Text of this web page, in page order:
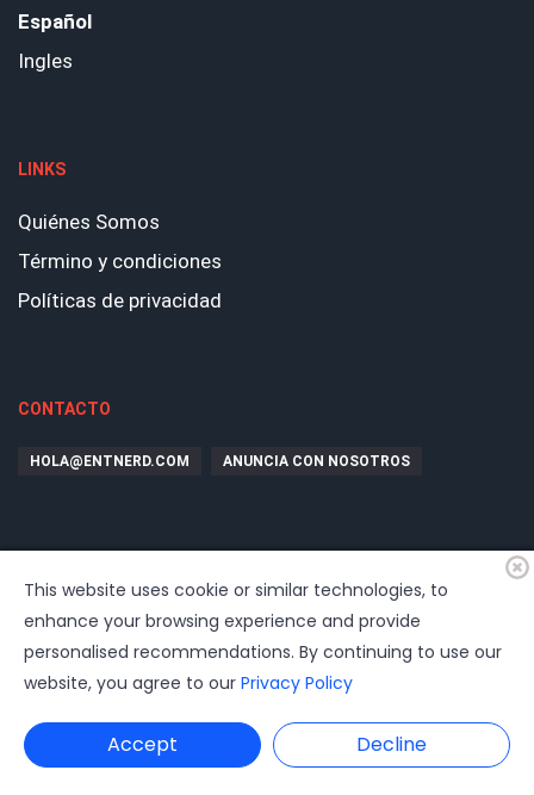
Español
Ingles
LINKS
Quiénes Somos
Término y condiciones
Políticas de privacidad
CONTACTO
HOLA@ENTNERD.COM ANUNCIA CON NOSOTROS
www.dast.cl
This website uses cookie or similar technologies, to
enhance your browsing experience and provide
personalised recommendations. By continuing to use our
website, you agree to our Privacy Policy
Accept Decline